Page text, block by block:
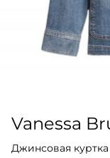
Vanessa
Джинсовая куртка